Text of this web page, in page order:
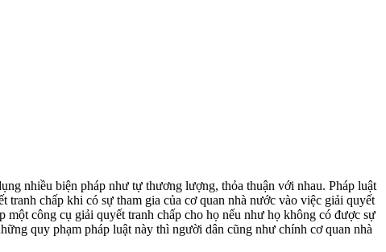
nhiều biện pháp như tự thương lượng, thỏa thuận với nhau. Pháp luật
chấp khi có sự tham gia của cơ quan nhà nước vào việc giải quyết
công cụ giải quyết tranh chấp cho họ nếu như họ không có được sự
quy phạm pháp luật này thì người dân cũng như chính cơ quan nhà